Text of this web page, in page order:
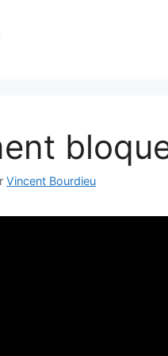
Vincent Bourdieu